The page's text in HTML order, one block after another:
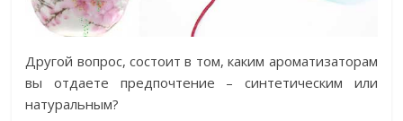
Другой вопрос, состоит в том, каким ароматизаторам
вы отдаете предпочтение – синтетическим или
натуральным?